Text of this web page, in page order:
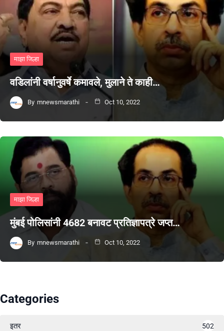
माझा जिल्हा
वडिलांनी वर्षानुवर्षे कमावले, मुलाने ते काही…
By mnewsmarathi Oct 10, 2022
माझा जिल्हा
मुंबई पोलिसांनी 4682 बनावट प्रतिज्ञापत्रे जप्त…
By mnewsmarathi Oct 10, 2022
Categories
इतर 502